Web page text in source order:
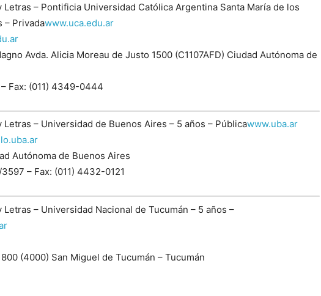
Letras – Pontificia Universidad Católica Argentina Santa María de los
– Privadawww.uca.edu.ar
Avda. Alicia Moreau de Justo 1500 (C1107AFD) Ciudad Autónoma de
Fax: (011) 4349-0444
Letras – Universidad de Buenos Aires – 5 años – Públicawww.uba.ar
Autónoma de Buenos Aires
– Fax: (011) 4432-0121
– Universidad Nacional de Tucumán – 5 años –
(4000) San Miguel de Tucumán – Tucumán